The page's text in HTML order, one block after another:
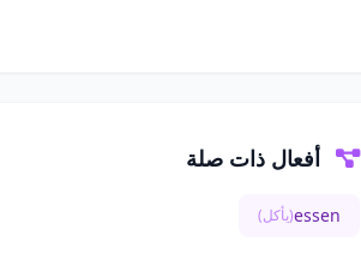
أفعال ذات صلة
essen(يأكل)